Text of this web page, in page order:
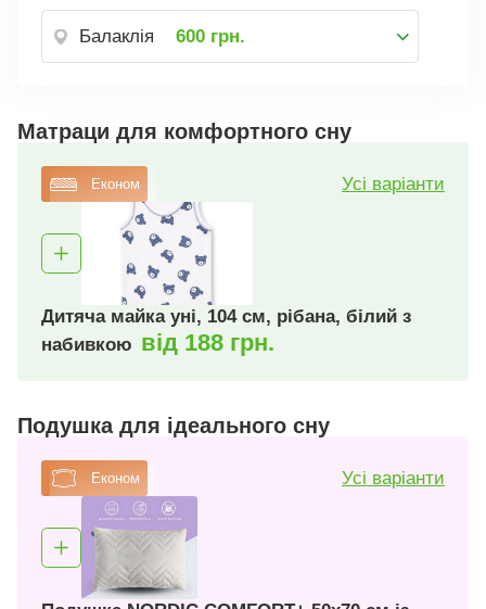
Балаклія 600 грн.
Матраци для комфортного сну
Економ Усі варіанти
Дитяча майка уні, 104 см, рібана, білий з
набивкою від 188 грн.
Подушка для ідеального сну
Економ Усі варіанти